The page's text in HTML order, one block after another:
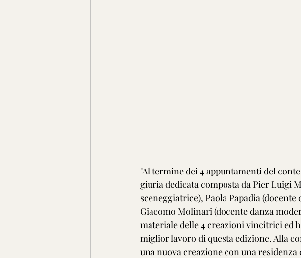
"Al termine dei 4 appuntamenti del
giuria dedicata composta da Pier Luigi
sceneggiatrice), Paola Papadia
Giacomo Molinari (docente danza
materiale delle 4 creazioni vincitrici ed
miglior lavoro di questa edizione. Alla
una nuova creazione con una